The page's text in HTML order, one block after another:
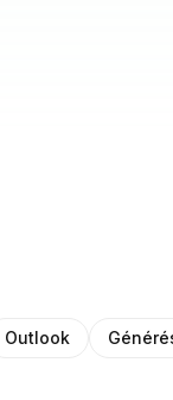
Outlook